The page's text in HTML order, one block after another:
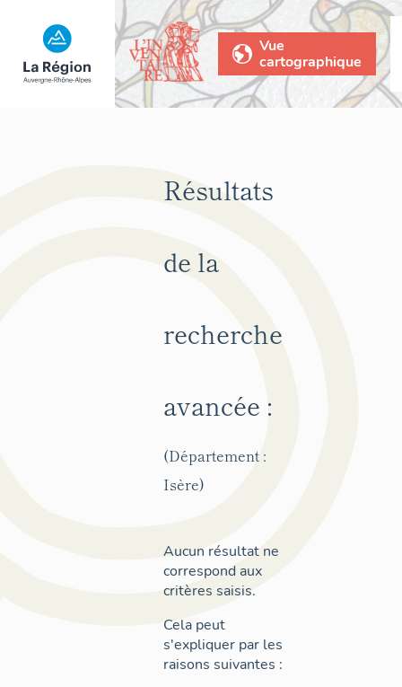
Vue
cartographique
Résultats
de la
recherche
avancée :
(Département :
Isère)
Aucun résultat ne
correspond aux
critères saisis.
Cela peut
s'expliquer par les
raisons suivantes :